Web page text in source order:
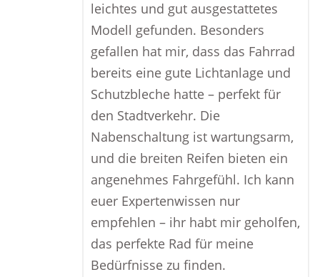
leichtes und gut ausgestattetes
Modell gefunden. Besonders
gefallen hat mir, dass das Fahrrad
bereits eine gute Lichtanlage und
Schutzbleche hatte – perfekt für
den Stadtverkehr. Die
Nabenschaltung ist wartungsarm,
und die breiten Reifen bieten ein
angenehmes Fahrgefühl. Ich kann
euer Expertenwissen nur
empfehlen – ihr habt mir geholfen,
das perfekte Rad für meine
Bedürfnisse zu finden.